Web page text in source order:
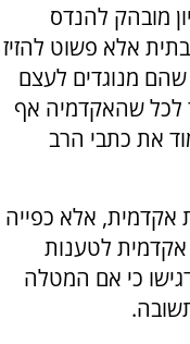
מובהק להנדס
אלא פשוט להזיז
שהם מנוגדים לעצם
לכל שהאקדמיה אף
את כתבי הרב
אקדמית, אלא כפייה
לטענות
כי אם המטלה